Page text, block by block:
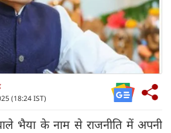
(18:24 IST)
भैया के नाम से राजनीति में अपनी